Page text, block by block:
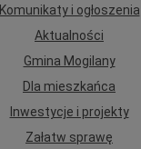
Komunikaty i ogłoszenia
Aktualności
Gmina Mogilany
Dla mieszkańca
Inwestycje i projekty
Załatw sprawę